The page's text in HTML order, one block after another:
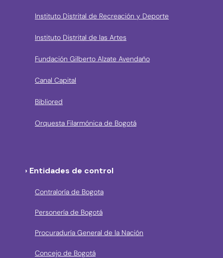
Instituto Distrital de Recreación y Deporte
Instituto Distrital de las Artes
Fundación Gilberto Alzate Avendaño
Canal Capital
Bibliored
Orquesta Filarmónica de Bogotá
› Entidades de control
Contraloría de Bogota
Personería de Bogotá
Procuraduría General de la Nación
Concejo de Bogotá